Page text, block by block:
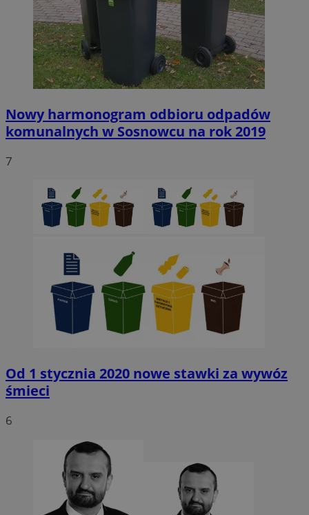
Nowy harmonogram odbioru odpadów
komunalnych w Sosnowcu na rok 2019
7
Od 1 stycznia 2020 nowe stawki za wywóz
śmieci
6